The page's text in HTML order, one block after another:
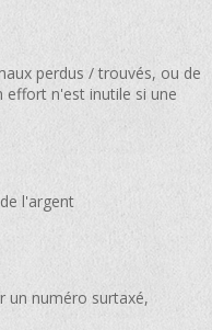
perdus / trouvés, ou de
effort n'est inutile si une
l'argent
un numéro surtaxé,